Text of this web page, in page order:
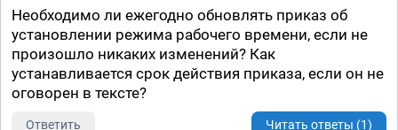
Необходимо ли ежегодно обновлять приказ об
установлении режима рабочего времени, если не
произошло никаких изменений? Как
устанавливается срок действия приказа, если он не
оговорен в тексте?
Ответить Читать ответы (1)